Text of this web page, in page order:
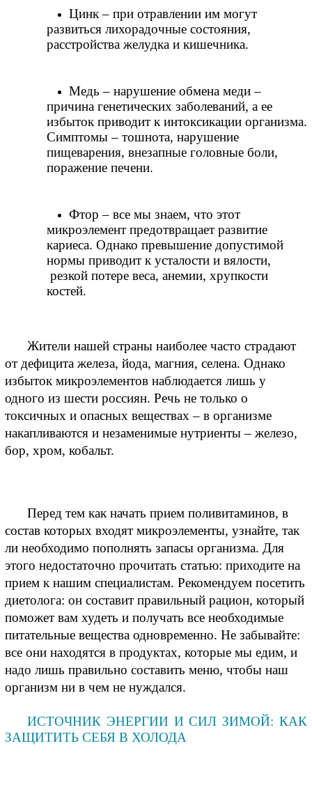
Цинк – при отравлении им могут
развиться лихорадочные состояния,
расстройства желудка и кишечника.
Медь – нарушение обмена меди –
причина генетических заболеваний, а ее
избыток приводит к интоксикации организма.
Симптомы – тошнота, нарушение
пищеварения, внезапные головные боли,
поражение печени.
Фтор – все мы знаем, что этот
микроэлемент предотвращает развитие
кариеса. Однако превышение допустимой
нормы приводит к усталости и вялости,
резкой потере веса, анемии, хрупкости
костей.
Жители нашей страны наиболее часто страдают
от дефицита железа, йода, магния, селена. Однако
избыток микроэлементов наблюдается лишь у
одного из шести россиян. Речь не только о
токсичных и опасных веществах – в организме
накапливаются и незаменимые нутриенты – железо,
бор, хром, кобальт.
Перед тем как начать прием поливитаминов, в
состав которых входят микроэлементы, узнайте, так
ли необходимо пополнять запасы организма. Для
этого недостаточно прочитать статью: приходите на
прием к нашим специалистам. Рекомендуем посетить
диетолога: он составит правильный рацион, который
поможет вам худеть и получать все необходимые
питательные вещества одновременно. Не забывайте:
все они находятся в продуктах, которые мы едим, и
надо лишь правильно составить меню, чтобы наш
организм ни в чем не нуждался.
ИСТОЧНИК ЭНЕРГИИ И СИЛ ЗИМОЙ: КАК
ЗАЩИТИТЬ СЕБЯ В ХОЛОДА